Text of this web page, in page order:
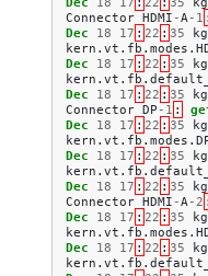
Connector HDMI -A- 1 :
Dec
18 17 : 22 : 35 kg
kern . vt . fb . modes .
Dec
18 17 : 22 : 35 kg
kern . vt . fb .
Dec
18 17 : 22 : 35 kg
Connector DP - 1 :
Dec
18 17 : 22 : 35 kg
kern . vt . fb . modes .
Dec
18 17 : 22 : 35 kg
kern . vt . fb .
Dec
18 17 : 22 : 35 kg
Connector HDMI -A-2 :
Dec
18 17 : 22 : 35 kg
kern . vt . fb . modes .
Dec
18 17 : 22 : 35 kg
kern . vt . fb .